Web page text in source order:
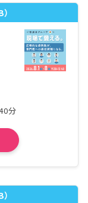
病院詳細
院 病院詳細
丘
分